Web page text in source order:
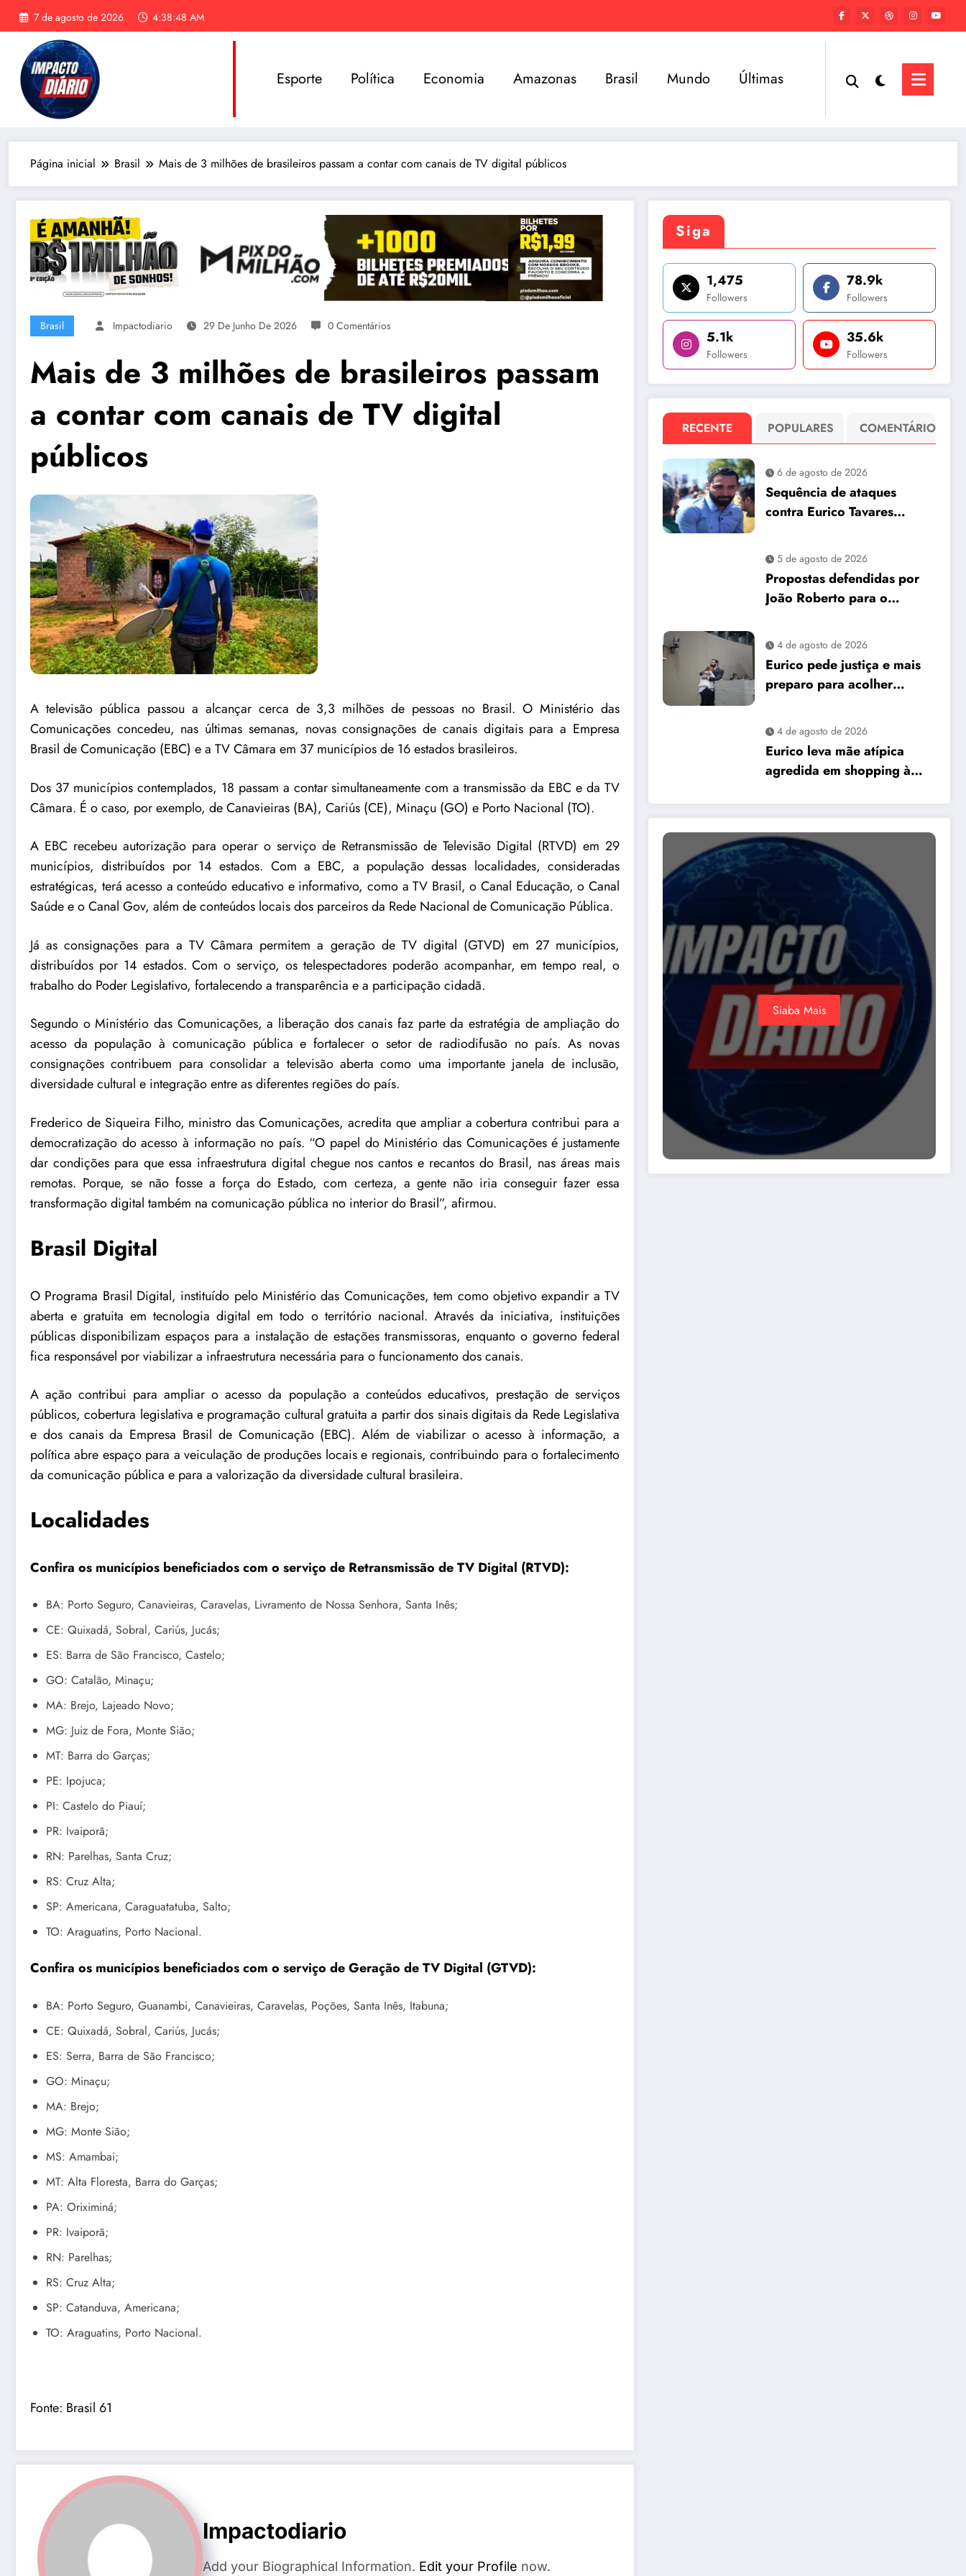
Pular
para
conteúdo
7 de agosto de 2026 4:38:49 AM
Esporte Política Economia Amazonas Brasil Mundo Últimas
Página inicial Brasil Mais de 3 milhões de brasileiros passam a contar com canais de TV digital públicos
Brasil Impactodiario 29 De Junho De 2026 0 Comentários
Mais de 3 milhões de brasileiros passam
a contar com canais de TV digital
públicos
A televisão pública passou a alcançar cerca de 3,3 milhões de pessoas no Brasil. O Ministério das
Comunicações concedeu, nas últimas semanas, novas consignações de canais digitais para a Empresa
Brasil de Comunicação (EBC) e a TV Câmara em 37 municípios de 16 estados brasileiros.
Dos 37 municípios contemplados, 18 passam a contar simultaneamente com a transmissão da EBC e da TV
Câmara. É o caso, por exemplo, de Canavieiras (BA), Cariús (CE), Minaçu (GO) e Porto Nacional (TO).
A EBC recebeu autorização para operar o serviço de Retransmissão de Televisão Digital (RTVD) em 29
municípios, distribuídos por 14 estados. Com a EBC, a população dessas localidades, consideradas
estratégicas, terá acesso a conteúdo educativo e informativo, como a TV Brasil, o Canal Educação, o Canal
Saúde e o Canal Gov, além de conteúdos locais dos parceiros da Rede Nacional de Comunicação Pública.
Já as consignações para a TV Câmara permitem a geração de TV digital (GTVD) em 27 municípios,
distribuídos por 14 estados. Com o serviço, os telespectadores poderão acompanhar, em tempo real, o
trabalho do Poder Legislativo, fortalecendo a transparência e a participação cidadã.
Segundo o Ministério das Comunicações, a liberação dos canais faz parte da estratégia de ampliação do
acesso da população à comunicação pública e fortalecer o setor de radiodifusão no país. As novas
consignações contribuem para consolidar a televisão aberta como uma importante janela de inclusão,
diversidade cultural e integração entre as diferentes regiões do país.
Frederico de Siqueira Filho, ministro das Comunicações, acredita que ampliar a cobertura contribui para a
democratização do acesso à informação no país. “O papel do Ministério das Comunicações é justamente
dar condições para que essa infraestrutura digital chegue nos cantos e recantos do Brasil, nas áreas mais
remotas. Porque, se não fosse a força do Estado, com certeza, a gente não iria conseguir fazer essa
transformação digital também na comunicação pública no interior do Brasil”, afirmou.
Brasil Digital
O Programa Brasil Digital, instituído pelo Ministério das Comunicações, tem como objetivo expandir a TV
aberta e gratuita em tecnologia digital em todo o território nacional. Através da iniciativa, instituições
públicas disponibilizam espaços para a instalação de estações transmissoras, enquanto o governo federal
fica responsável por viabilizar a infraestrutura necessária para o funcionamento dos canais.
A ação contribui para ampliar o acesso da população a conteúdos educativos, prestação de serviços
públicos, cobertura legislativa e programação cultural gratuita a partir dos sinais digitais da Rede Legislativa
e dos canais da Empresa Brasil de Comunicação (EBC). Além de viabilizar o acesso à informação, a
política abre espaço para a veiculação de produções locais e regionais, contribuindo para o fortalecimento
da comunicação pública e para a valorização da diversidade cultural brasileira.
Localidades
Confira os municípios beneficiados com o serviço de Retransmissão de TV Digital (RTVD):
BA: Porto Seguro, Canavieiras, Caravelas, Livramento de Nossa Senhora, Santa Inês;
CE: Quixadá, Sobral, Cariús, Jucás;
ES: Barra de São Francisco, Castelo;
GO: Catalão, Minaçu;
MA: Brejo, Lajeado Novo;
MG: Juiz de Fora, Monte Sião;
MT: Barra do Garças;
PE: Ipojuca;
PI: Castelo do Piauí;
PR: Ivaiporã;
RN: Parelhas, Santa Cruz;
RS: Cruz Alta;
SP: Americana, Caraguatatuba, Salto;
TO: Araguatins, Porto Nacional.
Confira os municípios beneficiados com o serviço de Geração de TV Digital (GTVD):
BA: Porto Seguro, Guanambi, Canavieiras, Caravelas, Poções, Santa Inês, Itabuna;
CE: Quixadá, Sobral, Cariús, Jucás;
ES: Serra, Barra de São Francisco;
GO: Minaçu;
MA: Brejo;
MG: Monte Sião;
MS: Amambai;
MT: Alta Floresta, Barra do Garças;
PA: Oriximiná;
PR: Ivaiporã;
RN: Parelhas;
RS: Cruz Alta;
SP: Catanduva, Americana;
TO: Araguatins, Porto Nacional.
Fonte: Brasil 61
Impactodiario
Add your Biographical Information. Edit your Profile now.
Siga
1,475
Followers
78.9k
Followers
5.1k
Followers
35.6k
Followers
RECENTE POPULARES COMENTÁRIO
6 de agosto de 2026
Sequência de ataques
contra Eurico Tavares
corrida pela Aleam
5 de agosto de 2026
Propostas defendidas por
João Roberto para o
ao plano de governo de
David Almeida
4 de agosto de 2026
Eurico pede justiça e mais
preparo para acolher
4 de agosto de 2026
Eurico leva mãe atípica
agredida em shopping à
preparo dos
estabelecimentos para
acolher autistas
Siaba Mais